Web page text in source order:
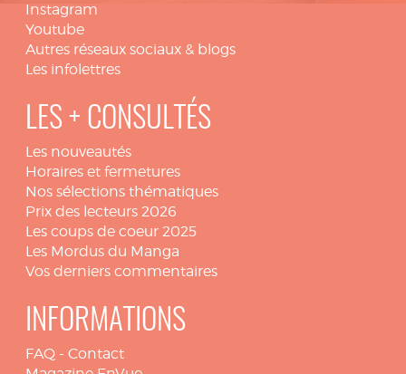
Instagram
Youtube
Autres réseaux sociaux & blogs
Les infolettres
LES + CONSULTÉS
Les nouveautés
Horaires et fermetures
Nos sélections thématiques
Prix des lecteurs 2026
Les coups de coeur 2025
Les Mordus du Manga
Vos derniers commentaires
INFORMATIONS
FAQ - Contact